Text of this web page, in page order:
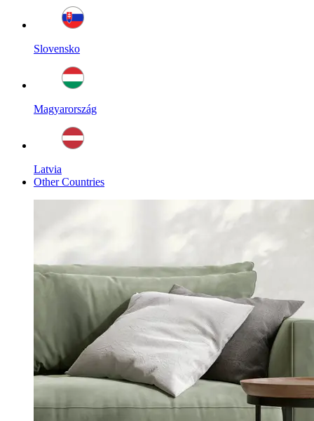
Slovensko
Magyarország
Latvia
Other Countries